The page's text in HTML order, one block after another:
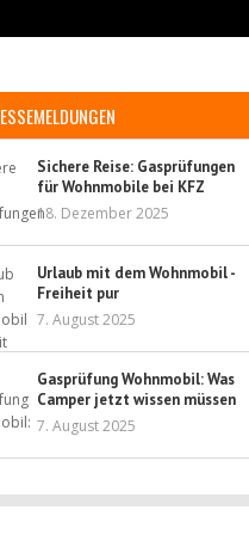
Sichere Reise: Gasprüfungen
für Wohnmobile bei KFZ
Kleindienst
18. Dezember 2025
Urlaub mit dem Wohnmobil -
Freiheit pur
7. August 2025
Gasprüfung Wohnmobil: Was
Camper jetzt wissen müssen
7. August 2025